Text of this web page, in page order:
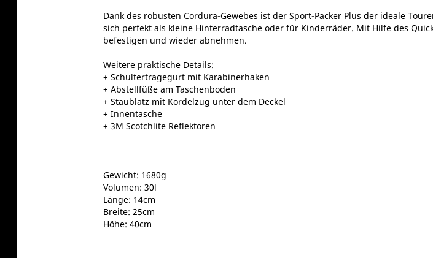
Dank des robusten Cordura-Gewebes ist der Sport-Packer Plus der ideale
sich perfekt als kleine Hinterradtasche oder für Kinderräder. Mit Hilfe des
befestigen und wieder abnehmen.
Weitere praktische Details:
+ Schultertragegurt mit Karabinerhaken
+ Abstellfüße am Taschenboden
+ Staublatz mit Kordelzug unter dem Deckel
+ Innentasche
+ 3M Scotchlite Reflektoren
Gewicht: 1680g
Volumen: 30l
Länge: 14cm
Breite: 25cm
Höhe: 40cm